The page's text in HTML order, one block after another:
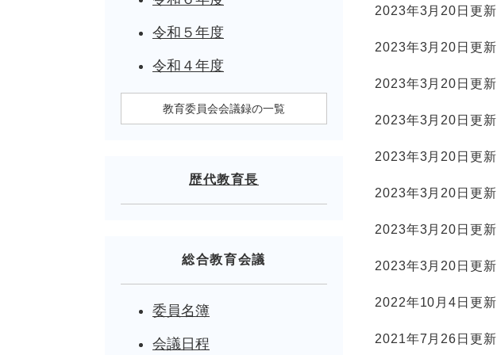
2023年3月20日更新
2023年3月20日更新
2023年3月20日更新
2023年3月20日更新
2023年3月20日更新
2023年3月20日更新
2023年3月20日更新
2023年3月20日更新
2022年10月4日更新
2021年7月26日更新
令和５年度
令和４年度
教育委員会会議録の一覧
歴代教育長
総合教育会議
委員名簿
会議日程